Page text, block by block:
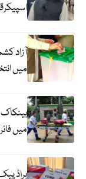
آزاد
میں
بینکاک
میں فائرنگ ، 8